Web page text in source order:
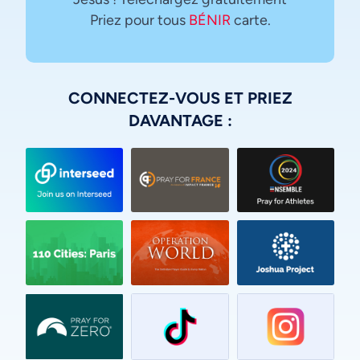
Priez pour tous BÉNIR carte.
CONNECTEZ-VOUS ET PRIEZ
DAVANTAGE :
Tamil
Telugu
Urdu
Vietnamese